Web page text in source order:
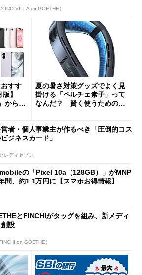
VILLA on GOETHE）
すす
】
からお
夏の暑さ対策グッズでよく見
掛ける「ペルチェ素子」って
なんだ？ 賢く使うための注
者・個人事業主が作るべき「圧倒的コス
ジネスカード」
レディセゾン）
の「Pixel 10a（128GB）」がMNP
間、約1.1万円に【スマホお得情報】
とFINCHIがタッグを組み、新メディ
設
on GOETHE）